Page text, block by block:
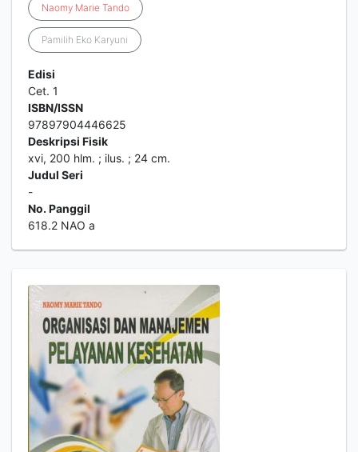
Naomy Marie Tando
Pamilih Eko Karyuni
Edisi
Cet. 1
ISBN/ISSN
97897904446625
Deskripsi Fisik
xvi, 200 hlm. ; ilus. ; 24 cm.
Judul Seri
-
No. Panggil
618.2 NAO a